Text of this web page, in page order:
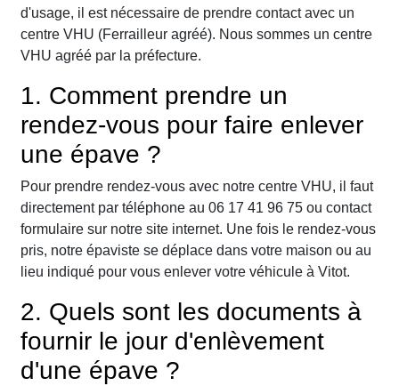
d'usage, il est nécessaire de prendre contact avec un
centre VHU (Ferrailleur agréé). Nous sommes un centre
VHU agréé par la préfecture.
1. Comment prendre un
rendez-vous pour faire enlever
une épave ?
Pour prendre rendez-vous avec notre centre VHU, il faut
directement par téléphone au 06 17 41 96 75 ou contact
formulaire sur notre site internet. Une fois le rendez-vous
pris, notre épaviste se déplace dans votre maison ou au
lieu indiqué pour vous enlever votre véhicule à Vitot.
2. Quels sont les documents à
fournir le jour d'enlèvement
d'une épave ?